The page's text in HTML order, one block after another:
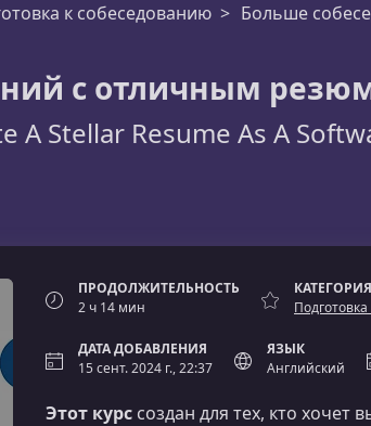
к собеседованию Больше
с отличным
A Stellar Resume As A
ПРОДОЛЖИТЕЛЬНОСТЬ
2 ч 14 мин
КАТЕГОРИЯ
ДАТА ДОБАВЛЕНИЯ
15 сент. 2024 г., 22:37
ЯЗЫК
Английский
Этот курс создан для тех, кто хочет